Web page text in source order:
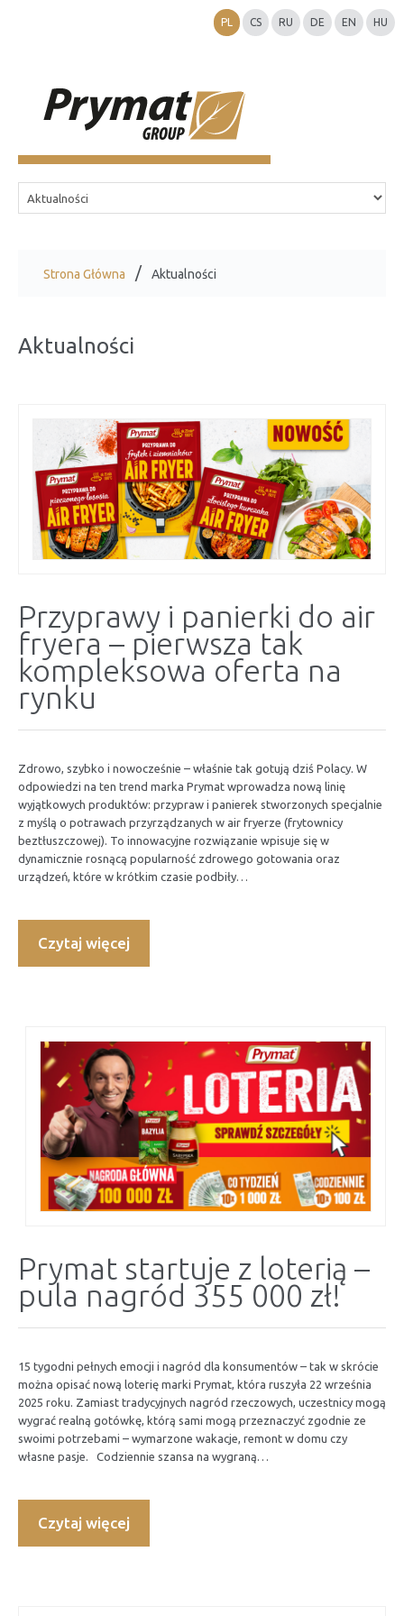
PL CS RU DE EN HU
Strona Główna Aktualności
Aktualności
Przyprawy i panierki do air
fryera – pierwsza tak
kompleksowa oferta na
rynku
Zdrowo, szybko i nowocześnie – właśnie tak gotują dziś Polacy. W
odpowiedzi na ten trend marka Prymat wprowadza nową linię
wyjątkowych produktów: przypraw i panierek stworzonych specjalnie
z myślą o potrawach przyrządzanych w air fryerze (frytownicy
beztłuszczowej). To innowacyjne rozwiązanie wpisuje się w
dynamicznie rosnącą popularność zdrowego gotowania oraz
urządzeń, które w krótkim czasie podbiły…
Czytaj więcej
Prymat startuje z loterią –
pula nagród 355 000 zł!
15 tygodni pełnych emocji i nagród dla konsumentów – tak w skrócie
można opisać nową loterię marki Prymat, która ruszyła 22 września
2025 roku. Zamiast tradycyjnych nagród rzeczowych, uczestnicy mogą
wygrać realną gotówkę, którą sami mogą przeznaczyć zgodnie ze
swoimi potrzebami – wymarzone wakacje, remont w domu czy
własne pasje. Codziennie szansa na wygraną…
Czytaj więcej